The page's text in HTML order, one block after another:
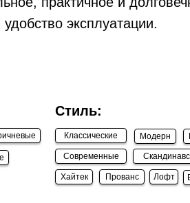
эксплуатации.
Классические
Лофт
Модерн
Современные
Стиль:
Хайтек Прованс